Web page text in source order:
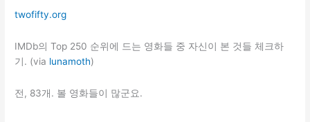
Bride
twofifty.org
IMDb의 Top 250 순위에 드는 영화들 중 자신이 본 것들 체크하
기. (via lunamoth)
전, 83개. 볼 영화들이 많군요.